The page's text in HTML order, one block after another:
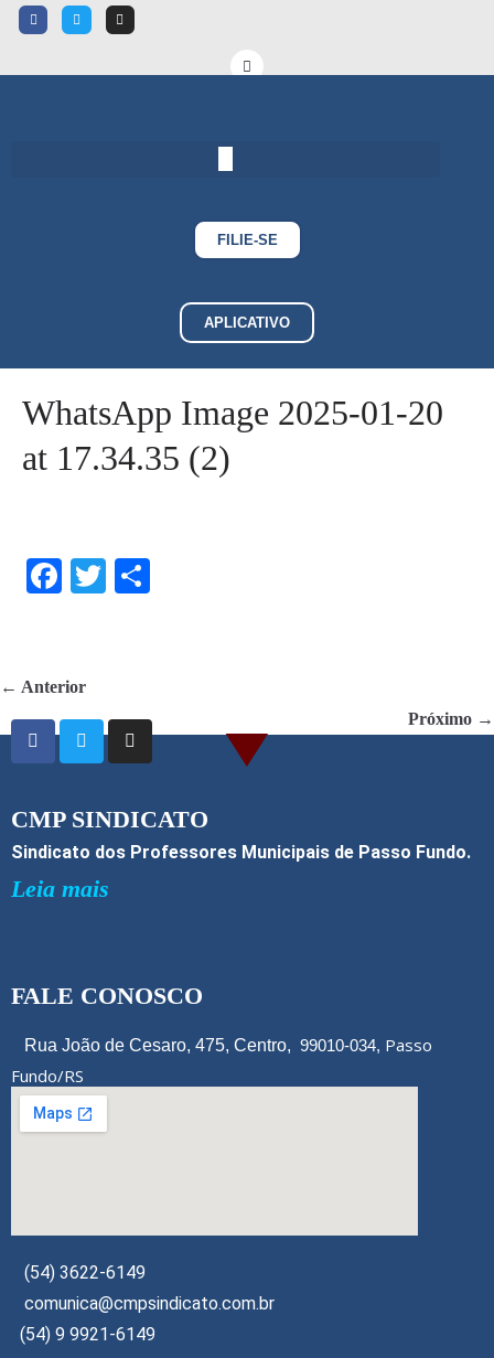
FILIE-SE
APLICATIVO
WhatsApp Image 2025-01-20
at 17.34.35 (2)
F
b
o
o
T
← Anterior
Próximo →
CMP SINDICATO
Sindicato dos Professores Municipais de Passo Fundo.
Leia mais
FALE CONOSCO
Rua João de Cesaro, 475, Centro, 99010-034, Passo
Fundo/RS
(54) 3622-6149
comunica@cmpsindicato.com.br
(54) 9 9921-6149